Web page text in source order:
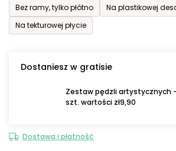
Bez ramy, tylko płótno
Na plastikowej
Na tekturowej płycie
Dostaniesz w gratisie
Zestaw pędzli artystycznych
szt. wartości zł9,90
Dostawa i płatność